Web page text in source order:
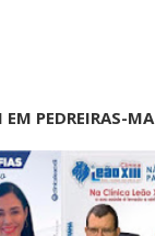
PEDREIRAS-MA